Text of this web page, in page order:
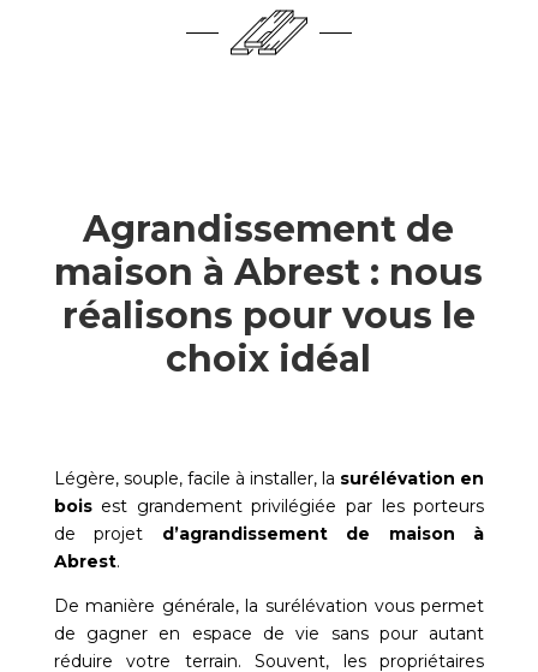
Agrandissement de
maison à Abrest : nous
réalisons pour vous le
choix idéal
Légère, souple, facile à installer, la surélévation en
boisest grandement privilégiée par les porteurs
de projet d’agrandissement de maison à
Abrest.
De manière générale, la surélévation vous permet
de gagner en espace de vie sans pour autant
réduire votre terrain. Souvent, les propriétaires